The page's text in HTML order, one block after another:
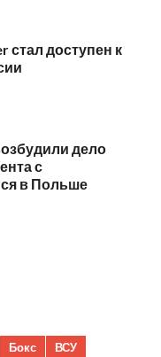
стал доступен к
дело
с
в Польше
Бокс
ВСУ